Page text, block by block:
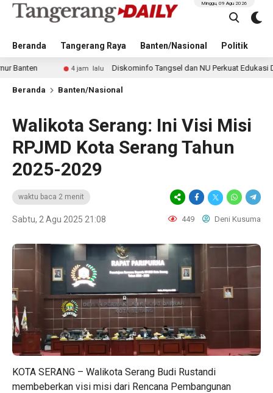
Beranda Tangerang Raya Banten/Nasional Politik
Minggu, 09 Agu 2026
4 jam lalu Diskominfo Tangsel dan NU Perkuat Edukasi Digital
Beranda Banten/Nasional
Walikota Serang: Ini Visi Misi
RPJMD Kota Serang Tahun
2025-2029
waktu baca 2 menit
Sabtu, 2 Agu 2025 21:08 449 Deni Kusuma
KOTA SERANG – Walikota Serang Budi Rustandi
membeberkan visi misi dari Rencana Pembangunan